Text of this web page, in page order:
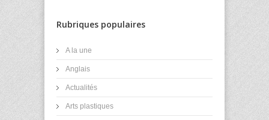
Rubriques populaires
A la une
Anglais
Actualités
Arts plastiques